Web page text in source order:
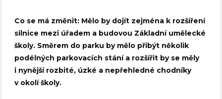
Co se má změnit: Mělo by dojít zejména k rozšíření
silnice mezi úřadem a budovou Základní umělecké
školy. Směrem do parku by mělo přibýt několik
podélných parkovacích stání a rozšířit by se měly
i nynější rozbité, úzké a nepřehledné chodníky
v okolí školy.